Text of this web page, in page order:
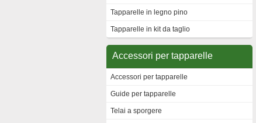
Tapparelle in legno pino
Tapparelle in kit da taglio
Accessori per tapparelle
Accessori per tapparelle
Guide per tapparelle
Telai a sporgere